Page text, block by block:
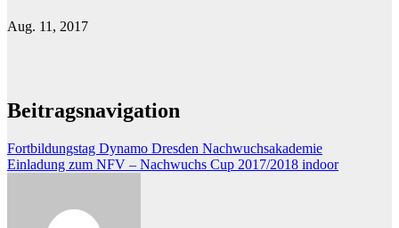
Aug. 11, 2017
Beitragsnavigation
Fortbildungstag Dynamo Dresden Nachwuchsakademie
Einladung zum NFV – Nachwuchs Cup 2017/2018 indoor